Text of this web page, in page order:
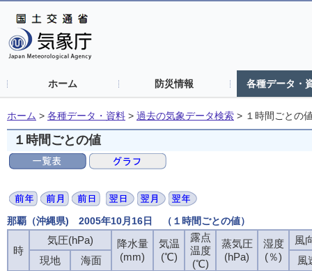
ホーム 防災情報 各種データ・
ホーム > 各種データ・資料 > 過去の気象データ検索 > １時間ごとの
１時間ごとの値
那覇（沖縄県) 2005年10月16日 （１時間ごとの値）
時
気圧(hPa)
降水量
(mm)
気温
(℃)
露点
温度
(℃)
蒸気圧
(hPa)
湿度
(％)
風
現地
海面
風